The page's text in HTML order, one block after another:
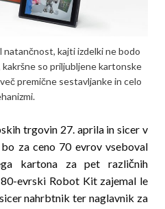
natančnost, kajti izdelki ne bodo
so priljubljene kartonske
premične sestavljanke in celo
trgovin 27. aprila in sicer v
za ceno 70 evrov vseboval
kartona za pet različnih
evrski Robot Kit zajemal le
nahrbtnik ter naglavnik za